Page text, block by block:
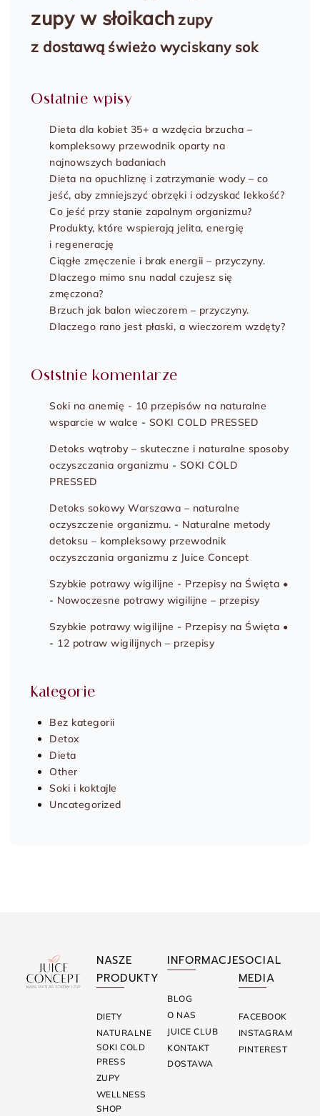
zupy w słoikach zupy
z dostawą świeżo wyciskany sok
Ostatnie wpisy
Dieta dla kobiet 35+ a wzdęcia brzucha –
kompleksowy przewodnik oparty na
najnowszych badaniach
Dieta na opuchliznę i zatrzymanie wody – co
jeść, aby zmniejszyć obrzęki i odzyskać lekkość?
Co jeść przy stanie zapalnym organizmu?
Produkty, które wspierają jelita, energię
i regenerację
Ciągłe zmęczenie i brak energii – przyczyny.
Dlaczego mimo snu nadal czujesz się
zmęczona?
Brzuch jak balon wieczorem – przyczyny.
Dlaczego rano jest płaski, a wieczorem wzdęty?
Oststnie komentarze
Soki na anemię - 10 przepisów na naturalne
wsparcie w walce - SOKI COLD PRESSED
Detoks wątroby – skuteczne i naturalne sposoby
oczyszczania organizmu - SOKI COLD
PRESSED
Detoks sokowy Warszawa – naturalne
oczyszczenie organizmu. - Naturalne metody
detoksu – kompleksowy przewodnik
oczyszczania organizmu z Juice Concept
Szybkie potrawy wigilijne - Przepisy na Święta •
- Nowoczesne potrawy wigilijne – przepisy
Szybkie potrawy wigilijne - Przepisy na Święta •
- 12 potraw wigilijnych – przepisy
Kategorie
Bez kategorii
Detox
Dieta
Other
Soki i koktajle
Uncategorized
NASZE
PRODUKTY
DIETY
NATURALNE
SOKI COLD
PRESS
ZUPY
WELLNESS
SHOP
INFORMACJE
BLOG
O NAS
JUICE CLUB
KONTAKT
DOSTAWA
SOCIAL
MEDIA
FACEBOOK
INSTAGRAM
PINTEREST